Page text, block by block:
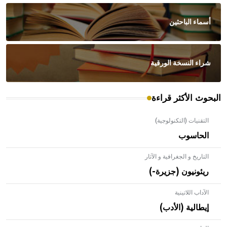
أسماء الباحثين
شراء النسخة الورقية
البحوث الأكثر قراءة
التقنيات (التكنولوجية)
الحاسوب
التاريخ و الجغرافية و الآثار
ريئونيون (جزيرة-)
الآداب اللاتينية
إيطالية (الأدب)